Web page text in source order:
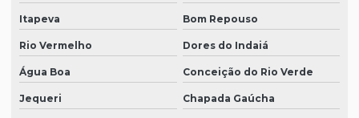
Itapeva Bom Repouso
Rio Vermelho Dores do Indaiá
Água Boa Conceição do Rio Verde
Jequeri Chapada Gaúcha